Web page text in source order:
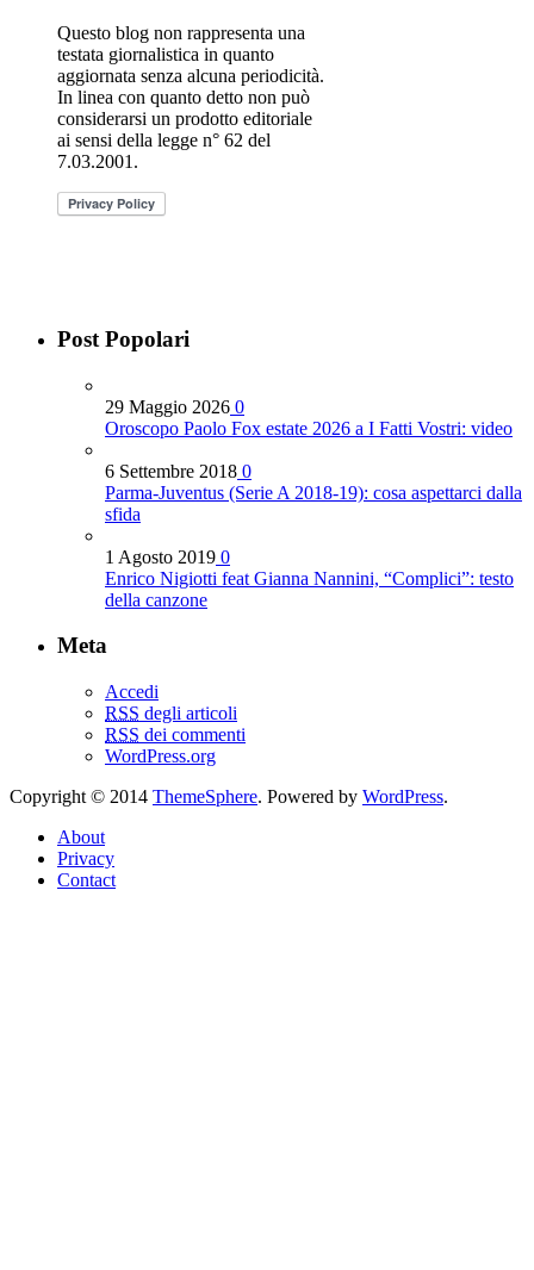
Questo blog non rappresenta una
testata giornalistica in quanto
aggiornata senza alcuna periodicità.
In linea con quanto detto non può
considerarsi un prodotto editoriale
ai sensi della legge n° 62 del
7.03.2001.
Post Popolari
29 Maggio 2026 0
Oroscopo Paolo Fox estate 2026 a I Fatti Vostri: video
6 Settembre 2018 0
Parma-Juventus (Serie A 2018-19): cosa aspettarci dalla
sfida
1 Agosto 2019 0
Enrico Nigiotti feat Gianna Nannini, “Complici”: testo
della canzone
Meta
Accedi
RSS degli articoli
RSS dei commenti
WordPress.org
Copyright © 2014 ThemeSphere. Powered by WordPress.
About
Privacy
Contact